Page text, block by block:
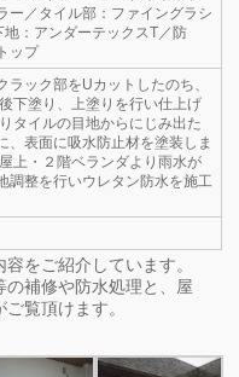
ー／タイル部：ファイングラシ
地：アンダーテックスT／防
ップ
ック部をUカットしたのち、
下塗り、上塗りを行い仕上げ
タイルの目地からにじみ出た
、表面に吸水防止材を塗装しま
上・２階ベランダより雨水が
調整を行いウレタン防水を施工
をご紹介しています。
補修や防水処理と、屋
覧頂けます。